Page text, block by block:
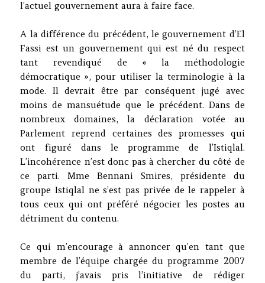
l’actuel gouvernement aura à faire face.
A la différence du précédent, le gouvernement d’El
Fassi est un gouvernement qui est né du respect
tant revendiqué de « la méthodologie
démocratique », pour utiliser la terminologie à la
mode. Il devrait être par conséquent jugé avec
moins de mansuétude que le précédent. Dans de
nombreux domaines, la déclaration votée au
Parlement reprend certaines des promesses qui
ont figuré dans le programme de l’Istiqlal.
L’incohérence n’est donc pas à chercher du côté de
ce parti. Mme Bennani Smires, présidente du
groupe Istiqlal ne s’est pas privée de le rappeler à
tous ceux qui ont préféré négocier les postes au
détriment du contenu.
Ce qui m’encourage à annoncer qu’en tant que
membre de l’équipe chargée du programme 2007
du parti, j’avais pris l’initiative de rédiger